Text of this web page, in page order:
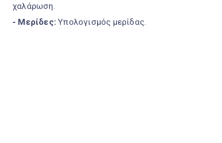
χαλάρωση.
- Μερίδες: Υπολογισμός μερίδας.